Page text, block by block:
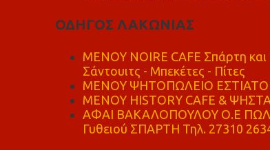
ΟΔΗΓΟΣ ΛΑΚΩΝΙΑΣ
MENOY NOIRE CAFE Σπάρτη
Σάντουιτς - Μπεκέτες - Πίτες
ΜΕΝΟΥ ΨΗΤΟΠΩΛΕΙΟ
ΜΕΝΟΥ HISTORY CAFE &
ΑΦΑΙ ΒΑΚΑΛΟΠΟΥΛΟΥ Ο.Ε
Γυθειού ΣΠΑΡΤΗ Τηλ. 27310